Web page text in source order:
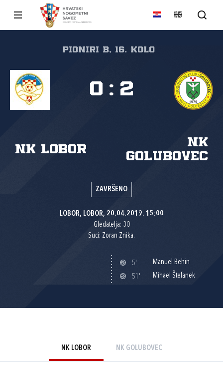
PIONIRI B, 16. kolo
NK Lobor
NK
Golubovec
0 : 2
ZAVRŠENO
LOBOR, LOBOR, 20.04.2019. 15:00
Gledatelja: 30
Suci: Zoran Znika.
5'
Manuel Behin
51'
Mihael Štefanek
NK LOBOR NK GOLUBOVEC